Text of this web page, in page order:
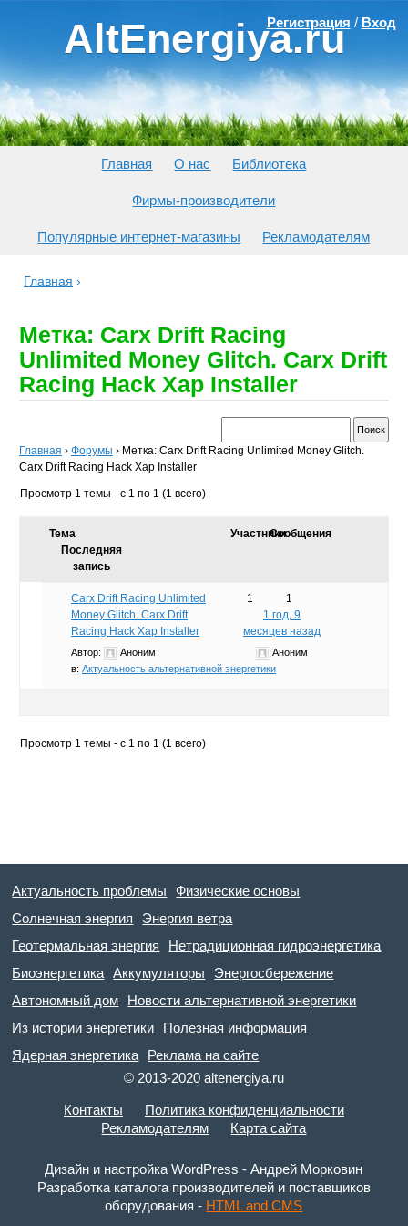
AltEnergiya.ru
Регистрация / Вход
Главная О нас Библиотека
Фирмы-производители
Популярные интернет-магазины Рекламодателям
Главная ›
Метка: Carx Drift Racing
Unlimited Money Glitch. Carx Drift
Racing Hack Xap Installer
Главная › Форумы › Метка: Carx Drift Racing Unlimited Money Glitch.
Carx Drift Racing Hack Xap Installer
Просмотр 1 темы - с 1 по 1 (1 всего)
Тема УчастникиСообщения
Последняя
запись
Carx Drift Racing Unlimited
Money Glitch. Carx Drift
Racing Hack Xap Installer
Автор:
Аноним
в: Актуальность альтернативной энергетики
1
1
1 год, 9
месяцев назад
Аноним
Просмотр 1 темы - с 1 по 1 (1 всего)
Актуальность проблемы
Физические основы
Солнечная энергия
Энергия ветра
Геотермальная энергия
Нетрадиционная гидроэнергетика
Биоэнергетика
Аккумуляторы
Энергосбережение
Автономный дом
Новости альтернативной энергетики
Из истории энергетики
Полезная информация
Ядерная энергетика
Реклама на сайте
© 2013-2020 altenergiya.ru
Контакты
Политика конфиденциальности
Рекламодателям
Карта сайта
Дизайн и настройка WordPress - Андрей Морковин
Разработка каталога производителей и поставщиков
оборудования - HTML and CMS